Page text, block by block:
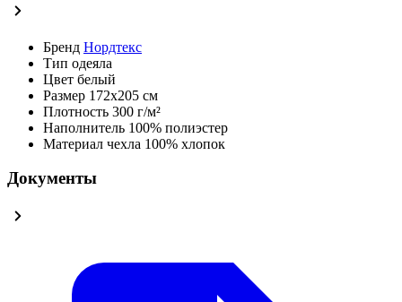
Бренд Нордтекс
Тип одеяла
Цвет белый
Размер 172х205 см
Плотность 300 г/м²
Наполнитель 100% полиэстер
Материал чехла 100% хлопок
Документы